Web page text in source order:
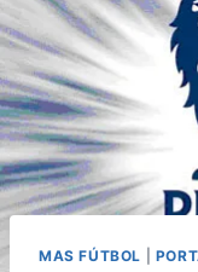
MAS FÚTBOL